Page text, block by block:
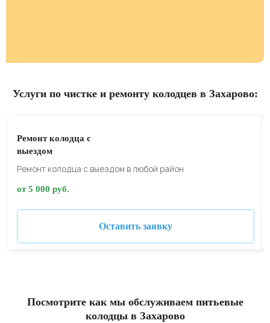
Услуги по чистке и ремонту колодцев в Захарово:
Ремонт колодца с
выездом
Ремонт колодца с выездом в любой район
от 5 000 руб.
Оставить заявку
Посмотрите как мы обслуживаем питьевые
колодцы в Захарово